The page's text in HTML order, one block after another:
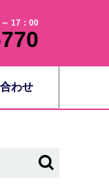
17：00
わせ